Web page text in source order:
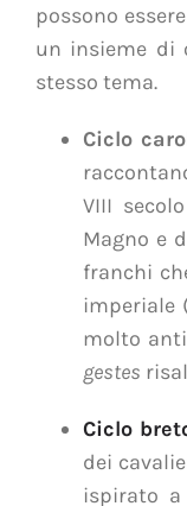
possono
un insieme di
stesso tema.
Ciclo
VIII
Magno e
franchi
imperiale
molto
gestes
Ciclo
dei
ispirato a